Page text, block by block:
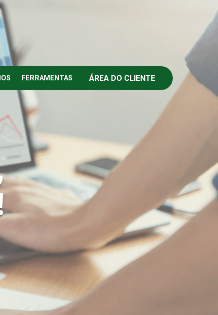
FERRAMENTAS ÁREA DO CLIENTE